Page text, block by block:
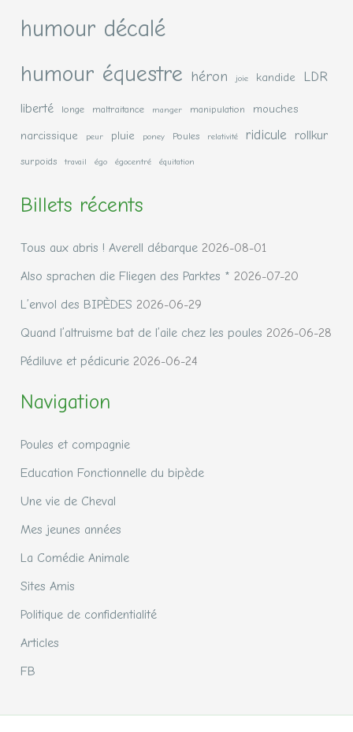
humour décalé
humour équestre héron joie kandide LDR
liberté longe maltraitance manger manipulation
mouches
narcissique
peur pluie poney Poules relativité ridicule rollkur
surpoids travail égo égocentré équitation
Billets récents
Tous aux abris ! Averell débarque 2026-08-01
Also sprachen die Fliegen des Parktes * 2026-07-20
L’envol des BIPÈDES 2026-06-29
Quand l’altruisme bat de l’aile chez les poules 2026-06-28
Pédiluve et pédicurie 2026-06-24
Navigation
Poules et compagnie
Education Fonctionnelle du bipède
Une vie de Cheval
Mes jeunes années
La Comédie Animale
Sites Amis
Politique de confidentialité
Articles
FB